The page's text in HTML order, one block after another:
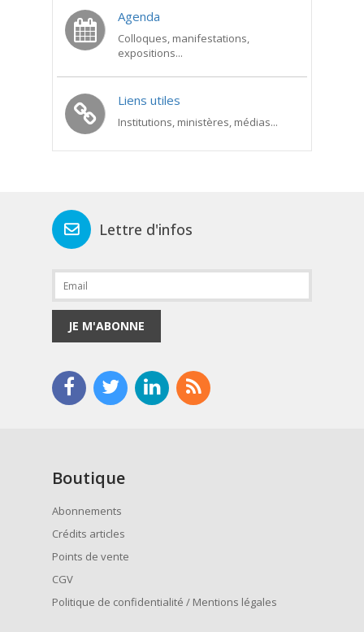
Agenda
Colloques, manifestations,
expositions...
Liens utiles
Institutions, ministères, médias...
Lettre d'infos
JE M'ABONNE
Boutique
Abonnements
Crédits articles
Points de vente
CGV
Politique de confidentialité / Mentions légales